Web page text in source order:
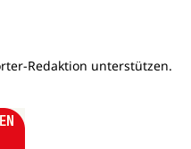
Redaktion unterstützen.